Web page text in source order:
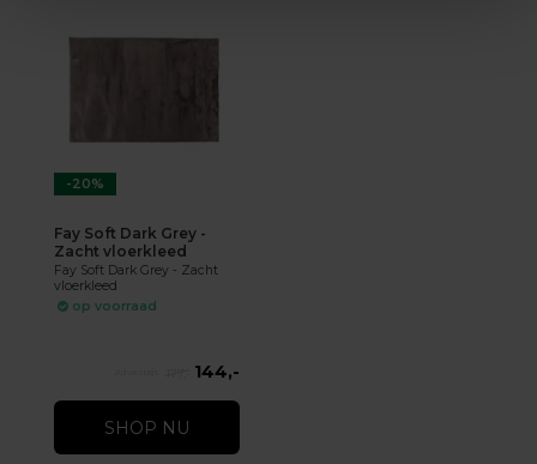
-20%
Fay Soft Dark Grey -
Zacht vloerkleed
Fay Soft Dark Grey - Zacht
vloerkleed
op voorraad
144,-
SHOP NU